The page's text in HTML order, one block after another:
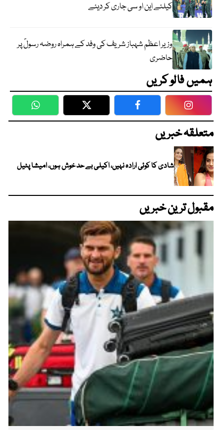
کیلئے این او سی جاری کر دیئے
وزیر اعظم شہباز شریف کی وفد کے ہمراہ روضہ رسولؐ پر
حاضری
ہمیں فالو کریں
WhatsApp Twitter Facebook
متعلقہ خبریں
شادی کا کوئی ارادہ نہیں، اکیلی بے حد خوش ہوں، امیشا پٹیل
مقبول ترین خبریں